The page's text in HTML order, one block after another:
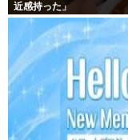
近感持った」